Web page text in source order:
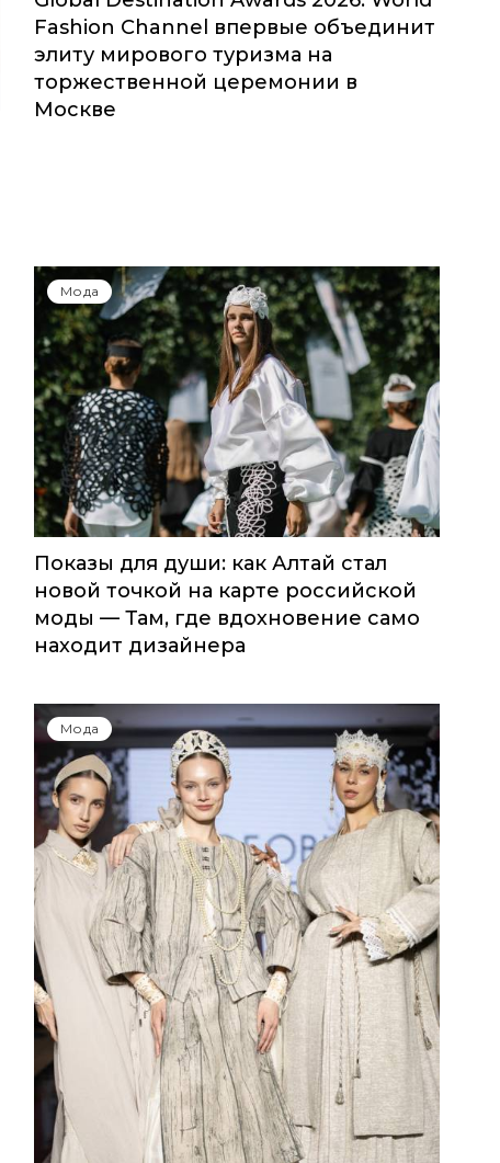
Fashion Channel впервые объединит
элиту мирового туризма на
торжественной церемонии в
Москве
Мода
Показы для души: как Алтай стал
новой точкой на карте российской
моды — Там, где вдохновение само
находит дизайнера
Мода